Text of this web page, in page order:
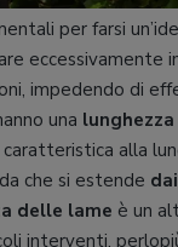
per farsi
eccessivamente
impedendo di
una
alla
che si estende
delle lame è un
interventi,